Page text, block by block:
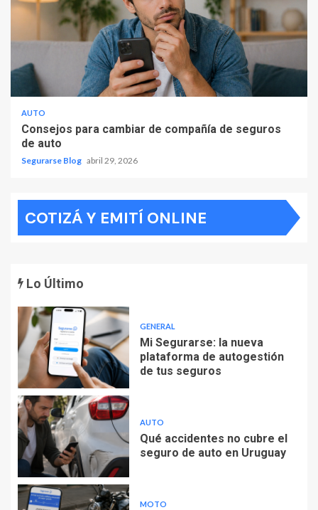
AUTO
Consejos para cambiar de compañía de seguros
de auto
Segurarse Blog abril 29, 2026
COTIZÁ Y EMITÍ ONLINE
Lo Último
GENERAL
Mi Segurarse: la nueva
plataforma de autogestión
de tus seguros
AUTO
Qué accidentes no cubre el
seguro de auto en Uruguay
MOTO